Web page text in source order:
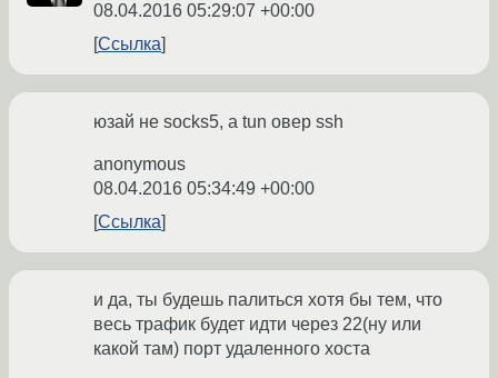
08.04.2016 05:29:07 +00:00
Ссылка
юзай не socks5, а tun овер ssh
anonymous
08.04.2016 05:34:49 +00:00
Ссылка
и да, ты будешь палиться хотя бы тем, что
весь трафик будет идти через 22(ну или
какой там) порт удаленного хоста